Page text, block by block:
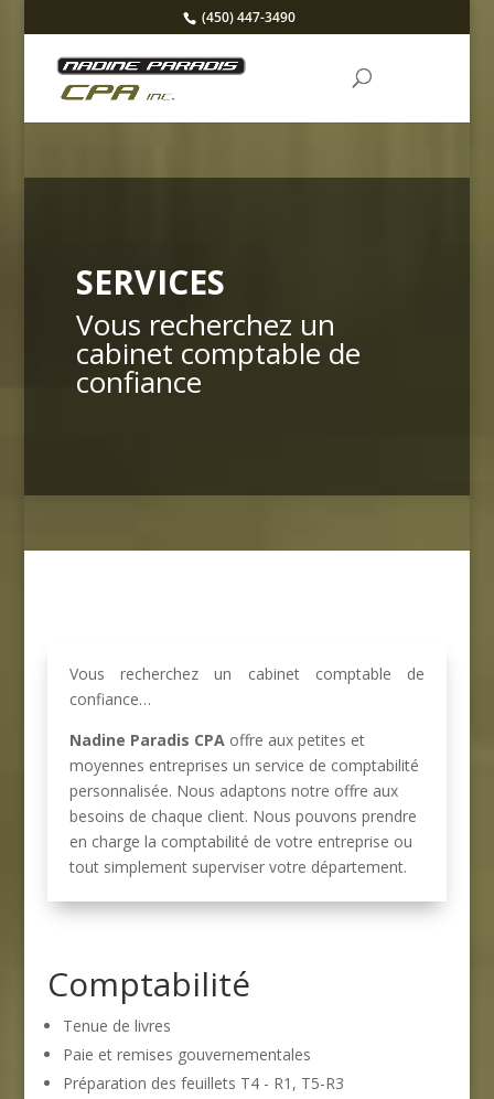
(450) 447-3490
SERVICES
Vous recherchez un
cabinet comptable de
confiance
Vous recherchez un cabinet comptable de
confiance…
Nadine Paradis CPAoffre aux petites et
moyennes entreprises un service de comptabilité
personnalisée. Nous adaptons notre offre aux
besoins de chaque client. Nous pouvons prendre
en charge la comptabilité de votre entreprise ou
tout simplement superviser votre département.
Comptabilité
Tenue de livres
Paie et remises gouvernementales
Préparation des feuillets T4 - R1, T5-R3